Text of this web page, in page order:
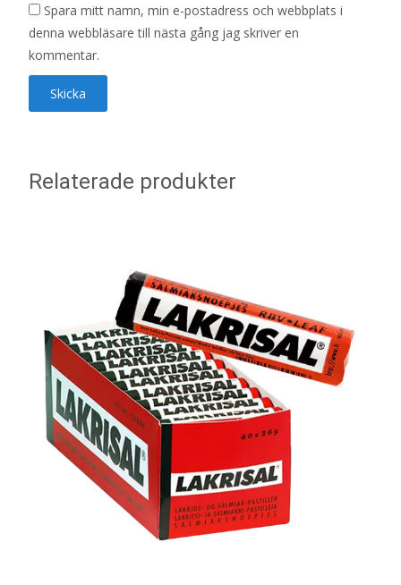
Spara mitt namn, min e-postadress och webbplats i
denna webbläsare till nästa gång jag skriver en
kommentar.
Relaterade produkter